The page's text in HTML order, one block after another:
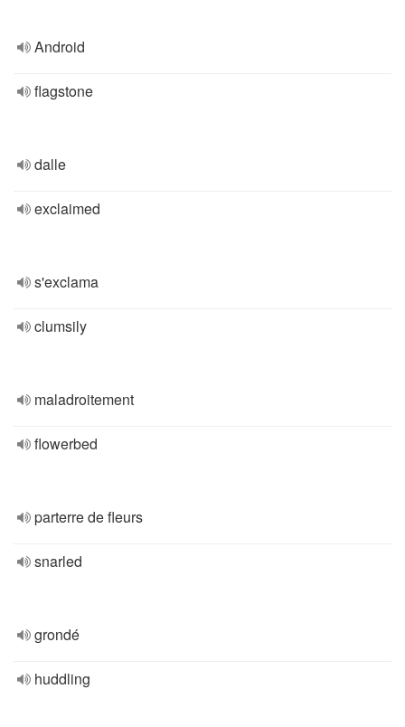
Android
flagstone
dalle
exclaimed
s'exclama
clumsily
maladroitement
flowerbed
parterre de fleurs
snarled
grondé
huddling